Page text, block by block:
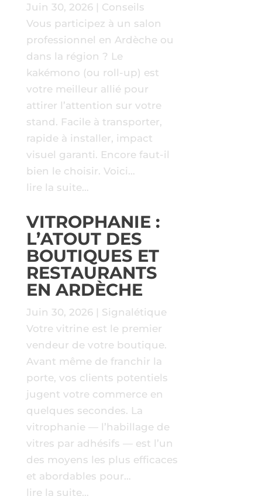
Juin 30, 2026| Conseils
Vous participez à un salon
professionnel en Ardèche ou
dans la région ? Le
kakémono (ou roll-up) est
votre meilleur allié pour
attirer l’attention sur votre
stand. Facile à transporter,
rapide à installer, impact
visuel garanti. Encore faut-il
bien le choisir. Voici…
lire la suite…
VITROPHANIE :
L’ATOUT DES
BOUTIQUES ET
RESTAURANTS
EN ARDÈCHE
Juin 30, 2026| Signalétique
Votre vitrine est le premier
vendeur de votre boutique.
Avant même de franchir la
porte, vos clients potentiels
jugent votre commerce en
quelques secondes. La
vitrophanie — l’habillage de
vitres par adhésifs — est l’un
des moyens les plus efficaces
et abordables pour…
lire la suite…